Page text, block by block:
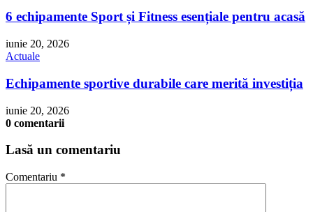
6 echipamente Sport și Fitness esențiale pentru acasă
iunie 20, 2026
Actuale
Echipamente sportive durabile care merită investiția
iunie 20, 2026
0 comentarii
Lasă un comentariu
Comentariu *